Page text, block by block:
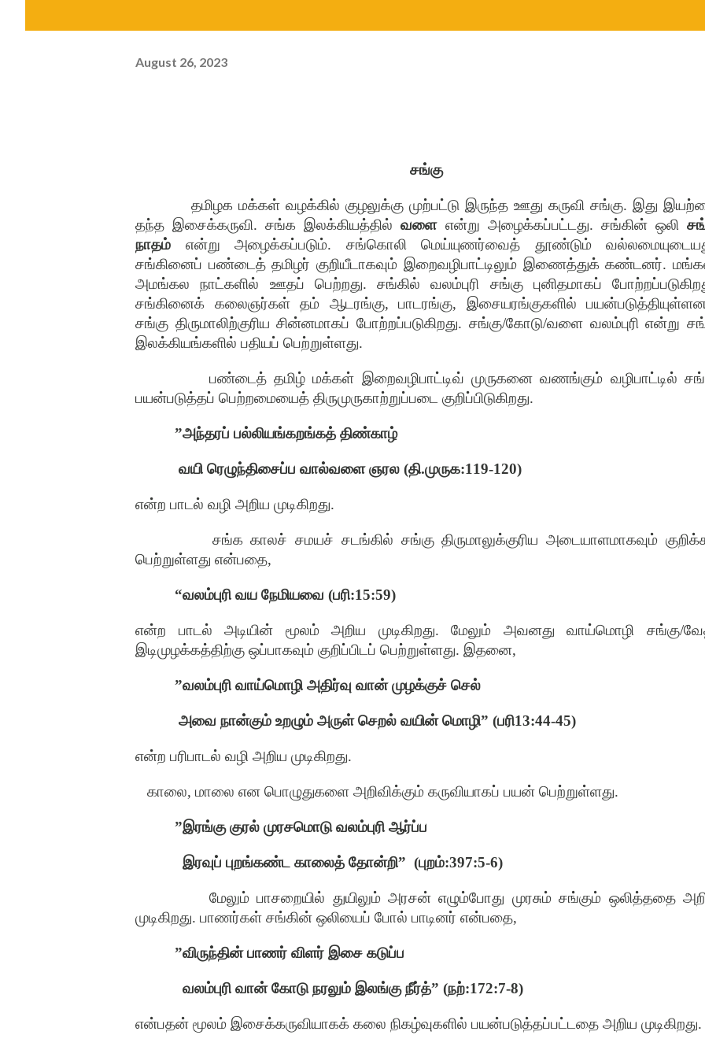
August 26, 2023
சங்கு
தமிழக மக்கள் வழக்கில் குழலுக்கு முற்பட்டு இருந்த ஊது கருவி சங்கு. இது
தந்த இசைக்கருவி. சங்க இலக்கியத்தில்வளைஎன்று அழைக்கப்பட்டது. சங்கின் ஒலி
நாதம் என்று அழைக்கப்படும். சங்கொலி மெய்யுணர்வைத் தூண்டும்
சங்கினைப் பண்டைத் தமிழர் குறியீடாகவும் இறைவழிபாட்டிலும் இணைத்துக் கண்டனர்.
அமங்கல நாட்களில் ஊதப் பெற்றது. சங்கில் வலம்புரி சங்கு புனிதமாகப்
சங்கினைக் கலைஞர்கள் தம் ஆடரங்கு, பாடரங்கு, இசையரங்குகளில்
சங்கு திருமாலிற்குரிய சின்னமாகப் போற்றப்படுகிறது. சங்கு/கோடு/வளை வலம்புரி என்று
இலக்கியங்களில் பதியப் பெற்றுள்ளது.
பண்டைத் தமிழ் மக்கள் இறைவழிபாட்டிவ் முருகனை வணங்கும் வழிபாட்டில்
பயன்படுத்தப் பெற்றமையைத் திருமுருகாற்றுப்படை குறிப்பிடுகிறது.
”அந்தரப் பல்லியங்கறங்கத் திண்காழ்
வயி ரெழுந்திசைப்ப வால்வளை ஞரல (தி.முருக:119-120)
என்ற பாடல் வழி அறிய முடிகிறது.
சங்க காலச் சமயச் சடங்கில் சங்கு திருமாலுக்குரிய அடையாளமாகவும்
பெற்றுள்ளது என்பதை,
“வலம்புரி வய நேமியவை (பரி:15:59)
என்ற பாடல் அடியின் மூலம் அறிய முடிகிறது. மேலும் அவனது வாய்மொழி சங்கு/
இடிமுழக்கத்திற்கு ஒப்பாகவும் குறிப்பிடப் பெற்றுள்ளது. இதனை,
”வலம்புரி வாய்மொழி அதிர்வு வான் முழக்குச் செல்
அவை நான்கும் உறழும் அருள் செறல் வயின் மொழி” (பரி13:44-45)
என்ற பரிபாடல் வழி அறிய முடிகிறது.
காலை, மாலை என பொழுதுகளை அறிவிக்கும் கருவியாகப் பயன் பெற்றுள்ளது.
”இரங்கு குரல் முரசமொடு வலம்புரி ஆர்ப்ப
இரவுப் புறங்கண்ட காலைத் தோன்றி” (புறம்:397:5-6)
மேலும் பாசறையில் துயிலும் அரசன் எழும்போது முரசும் சங்கும் ஒலித்ததை
முடிகிறது. பாணர்கள் சங்கின் ஒலியைப் போல் பாடினர் என்பதை,
”விருந்தின் பாணர் விளர் இசை கடுப்ப
வலம்புரி வான் கோடு நரலும் இலங்கு நீர்த்” (நற்:172:7-8)
என்பதன் மூலம் இசைக்கருவியாகக் கலை நிகழ்வுகளில் பயன்படுத்தப்பட்டதை அறிய முடிகிறது.